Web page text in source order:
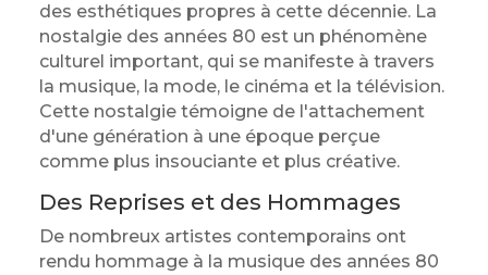
des esthétiques propres à cette décennie. La
nostalgie des années 80 est un phénomène
culturel important, qui se manifeste à travers
la musique, la mode, le cinéma et la télévision.
Cette nostalgie témoigne de l'attachement
d'une génération à une époque perçue
comme plus insouciante et plus créative.
Des Reprises et des Hommages
De nombreux artistes contemporains ont
rendu hommage à la musique des années 80